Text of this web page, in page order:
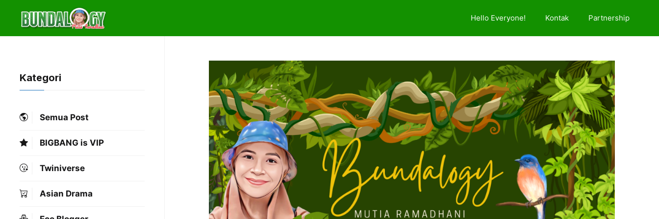
content
Hello Everyone! Kontak Partnership
Kategori
Semua Post
BIGBANG is VIP
Twiniverse
Asian Drama